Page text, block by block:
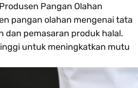
Pangan Olahan
pangan olahan mengenai tata
dan pemasaran produk halal.
untuk meningkatkan mutu